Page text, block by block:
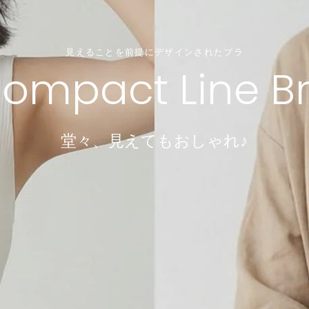
見えることを前提にデザインされたブラ
Line
堂々、見えてもおしゃれ♪
＼ちょうどいいが見つかる／
涼インナー
選べる型・着丈・素材・サイズ
小胸でも、谷間は作れる。4つのサイズから選ぶだけ！
Dramatical Bra 003
諦めていた谷間ができるブラ
＼重さたったの50グラム！／
透け感ブラレット
軽くて涼しいノーブラ感覚ブラ